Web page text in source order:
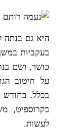
היא גם בנתה
בעקביות
כושר, ושם
על חיטוב
בכלל.
בקרוספיט,
לעשות.